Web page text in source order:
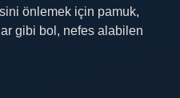
önlemek için pamuk,
gibi bol, nefes alabilen